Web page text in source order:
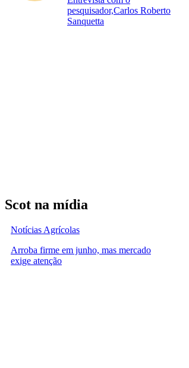
pesquisador,Carlos Roberto
Sanquetta
Scot na mídia
Notícias Agrícolas
Arroba firme em junho, mas mercado
exige atenção